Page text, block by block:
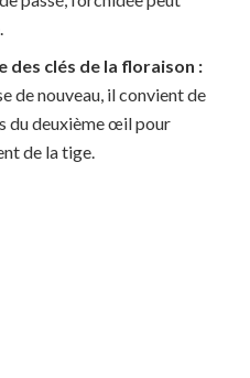
des clés de la floraison :
de nouveau, il convient de
du deuxième œil pour
de la tige.